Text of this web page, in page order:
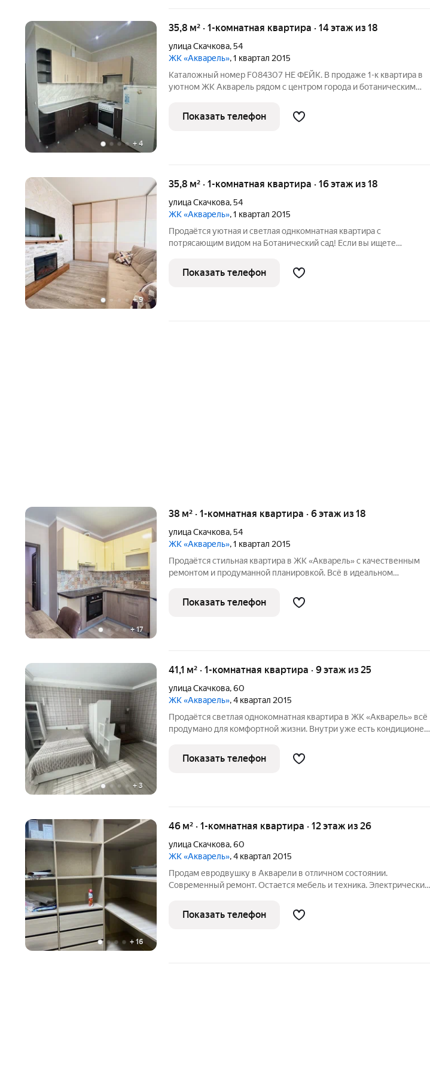
+ 4
35,8 м² · 1-комнатная квартира · 14 этаж из 18
улица Скачкова,54
ЖК «Акварель», 1 квартал 2015
Каталожный номер F084307 НЕ ФЕЙК. В продаже 1-к квартира в
уютном ЖК Акварель рядом с центром города и ботаническим
спальня, совмещенный санузел, гардероб, балкон. Полная
комплектация. Квартира
Показать телефон
+9
35,8 м² · 1-комнатная квартира · 16 этаж из 18
улица Скачкова,54
ЖК «Акварель», 1 квартал 2015
Продаётся уютная и светлая однкомнатная квартира с
потрясающим видом на Ботанический сад! Если вы ищете
недвижимость, эта квартира именно то, что вам нужно!
Просторная, современная и комфортная,
Показать телефон
+17
38 м² · 1-комнатная квартира · 6 этаж из 18
улица Скачкова,54
ЖК «Акварель», 1 квартал 2015
Продаётся стильная квартира в ЖК «Акварель» с качественным
ремонтом и продуманной планировкой. Всё в идеальном
супермаркеты, аптеки и фитнес-клуб. Транспортная развязка
обеспечивает
Показать телефон
+ 3
41,1 м² · 1-комнатная квартира · 9 этаж из 25
улица Скачкова,60
ЖК «Акварель», 4 квартал 2015
Продаётся светлая однокомнатная квартира в ЖК «Акварель» всё
продумано для комфортной жизни. Внутри уже есть кондиционер,
микроволновая печь и духовой шкаф. В доме три лифта и
консьерж, а во дворе
Показать телефон
+ 16
46 м² · 1-комнатная квартира · 12 этаж из 26
улица Скачкова,60
ЖК «Акварель», 4 квартал 2015
Продам евродвушку в Акварели в отличном состоянии.
Современный ремонт. Остается мебель и техника. Электрический
кондиционера Daikin, холодильник Haier, микроволновая печь LG,
посудомоечная машина ,
Показать телефон